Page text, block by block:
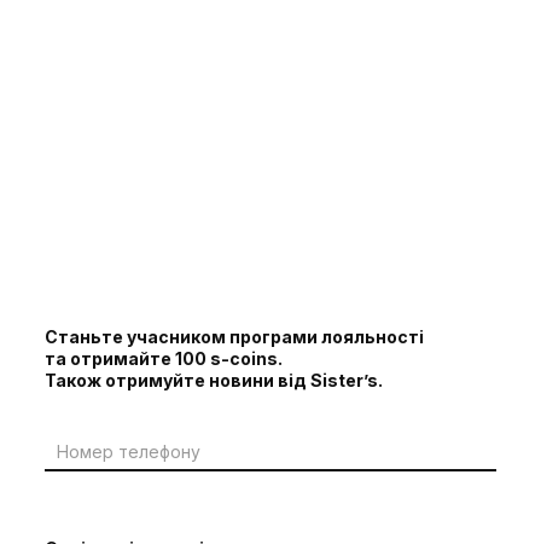
Станьте учасником програми лояльності
та отримайте 100 s-coins.
Також отримуйте новини від Sister’s.